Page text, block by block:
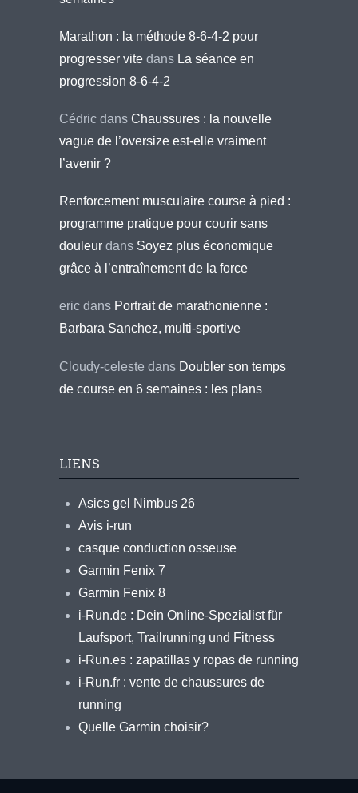
Marathon : la méthode 8-6-4-2 pour
progresser vite dans La séance en
progression 8-6-4-2
Cédric dans Chaussures : la nouvelle
vague de l’oversize est-elle vraiment
l’avenir ?
Renforcement musculaire course à pied :
programme pratique pour courir sans
douleur dans Soyez plus économique
grâce à l’entraînement de la force
eric dans Portrait de marathonienne :
Barbara Sanchez, multi-sportive
Cloudy-celeste dans Doubler son temps
de course en 6 semaines : les plans
LIENS
Asics gel Nimbus 26
Avis i-run
casque conduction osseuse
Garmin Fenix 7
Garmin Fenix 8
i-Run.de : Dein Online-Spezialist für
Laufsport, Trailrunning und Fitness
i-Run.es : zapatillas y ropas de running
i-Run.fr : vente de chaussures de
running
Quelle Garmin choisir?